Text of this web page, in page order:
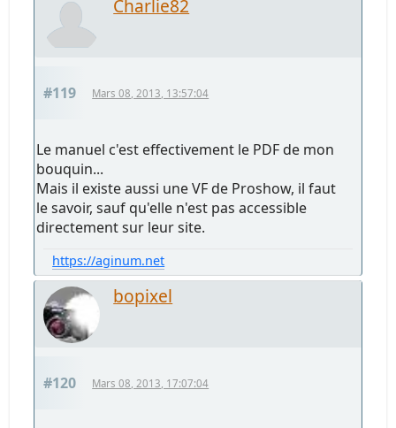
Charlie82
#119 Mars 08, 2013, 13:57:04
Le manuel c'est effectivement le PDF de mon
bouquin...
Mais il existe aussi une VF de Proshow, il faut
le savoir, sauf qu'elle n'est pas accessible
directement sur leur site.
https://aginum.net
bopixel
#120 Mars 08, 2013, 17:07:04